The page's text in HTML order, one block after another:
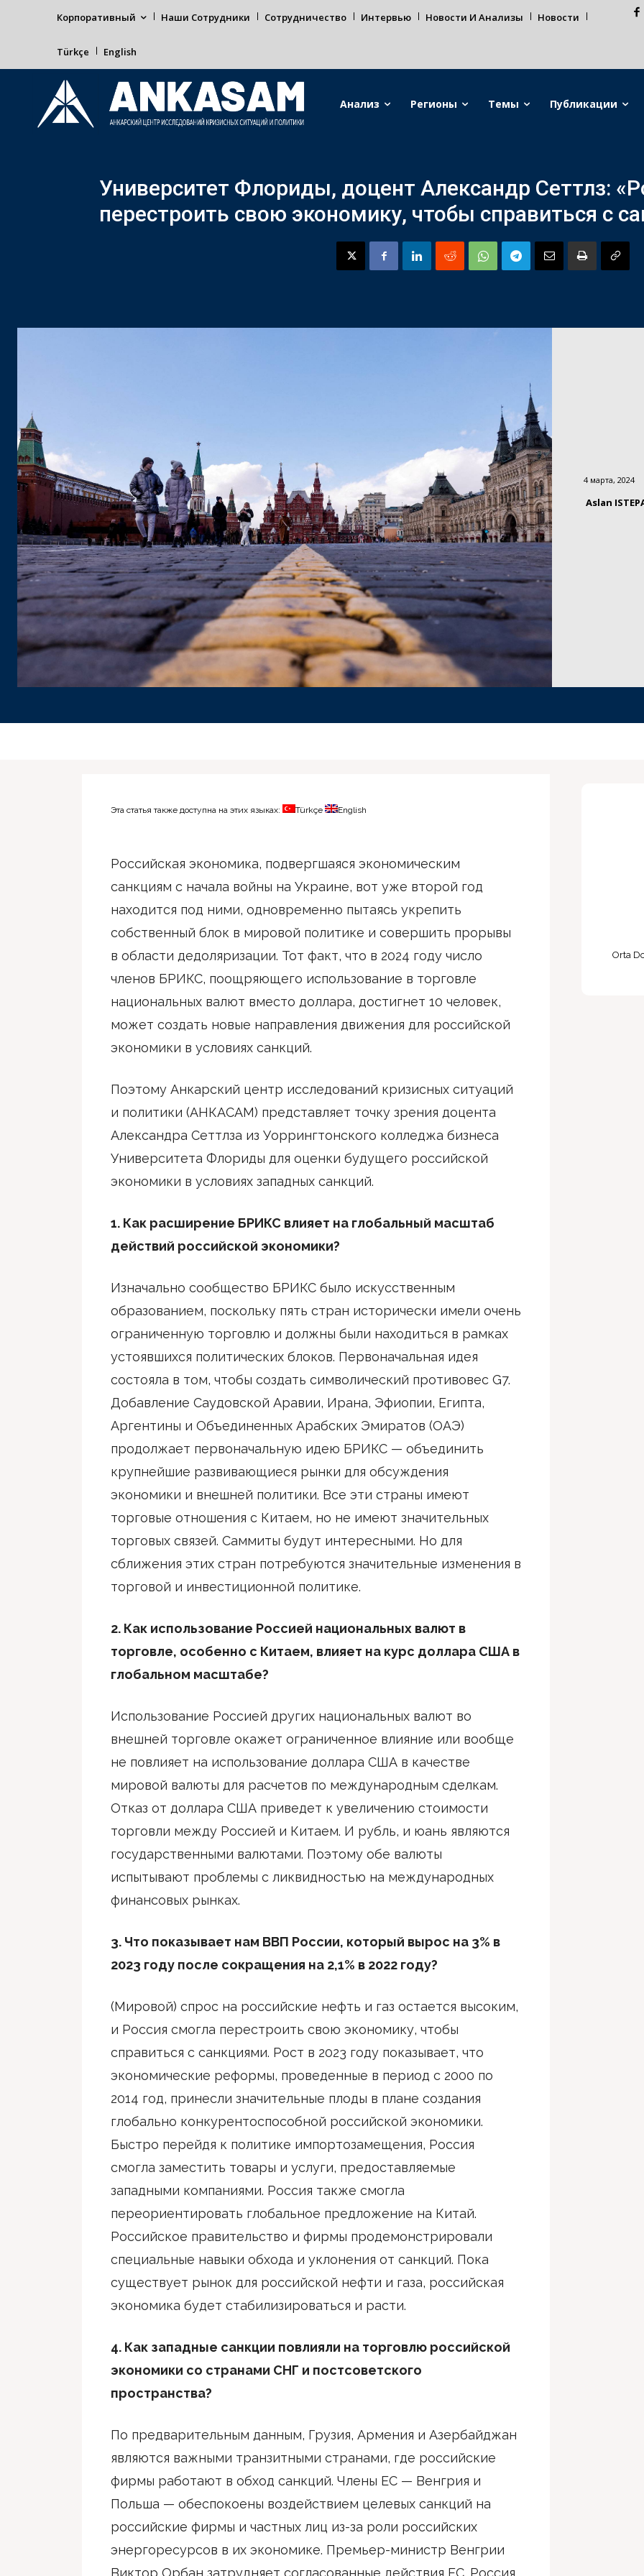
Корпоративный Наши Сотрудники Сотрудничество Интервью Новости И Анализы Новости
Türkçe English
Анализ Регионы Темы Публикации
Университет Флориды, доцент Александр Сеттлз:
перестроить свою экономику, чтобы справиться с
4 марта, 2024
Aslan
Эта статья также доступна на этих языках: Türkçe English
Российская экономика, подвергшаяся экономическим
санкциям с начала войны на Украине, вот уже второй год
находится под ними, одновременно пытаясь укрепить
собственный блок в мировой политике и совершить прорывы
в области дедоляризации. Тот факт, что в 2024 году число
членов БРИКС, поощряющего использование в торговле
национальных валют вместо доллара, достигнет 10 человек,
может создать новые направления движения для российской
экономики в условиях санкций.
Поэтому Анкарский центр исследований кризисных ситуаций
и политики (АНКАСАМ) представляет точку зрения доцента
Александра Сеттлза из Уоррингтонского колледжа бизнеса
Университета Флориды для оценки будущего российской
экономики в условиях западных санкций.
1. Как расширение БРИКС влияет на глобальный масштаб
действий российской экономики?
Изначально сообщество БРИКС было искусственным
образованием, поскольку пять стран исторически имели очень
ограниченную торговлю и должны были находиться в рамках
устоявшихся политических блоков. Первоначальная идея
состояла в том, чтобы создать символический противовес G7.
Добавление Саудовской Аравии, Ирана, Эфиопии, Египта,
Аргентины и Объединенных Арабских Эмиратов (ОАЭ)
продолжает первоначальную идею БРИКС — объединить
крупнейшие развивающиеся рынки для обсуждения
экономики и внешней политики. Все эти страны имеют
торговые отношения с Китаем, но не имеют значительных
торговых связей. Саммиты будут интересными. Но для
сближения этих стран потребуются значительные изменения в
торговой и инвестиционной политике.
2. Как использование Россией национальных валют в
торговле, особенно с Китаем, влияет на курс доллара США в
глобальном масштабе?
Использование Россией других национальных валют во
внешней торговле окажет ограниченное влияние или вообще
не повлияет на использование доллара США в качестве
мировой валюты для расчетов по международным сделкам.
Отказ от доллара США приведет к увеличению стоимости
торговли между Россией и Китаем. И рубль, и юань являются
государственными валютами. Поэтому обе валюты
испытывают проблемы с ликвидностью на международных
финансовых рынках.
3. Что показывает нам ВВП России, который вырос на 3% в
2023 году после сокращения на 2,1% в 2022 году?
(Мировой) спрос на российские нефть и газ остается высоким,
и Россия смогла перестроить свою экономику, чтобы
справиться с санкциями. Рост в 2023 году показывает, что
экономические реформы, проведенные в период с 2000 по
2014 год, принесли значительные плоды в плане создания
глобально конкурентоспособной российской экономики.
Быстро перейдя к политике импортозамещения, Россия
смогла заместить товары и услуги, предоставляемые
западными компаниями. Россия также смогла
переориентировать глобальное предложение на Китай.
Российское правительство и фирмы продемонстрировали
специальные навыки обхода и уклонения от санкций. Пока
существует рынок для российской нефти и газа, российская
экономика будет стабилизироваться и расти.
4. Как западные санкции повлияли на торговлю российской
экономики со странами СНГ и постсоветского
пространства?
По предварительным данным, Грузия, Армения и Азербайджан
являются важными транзитными странами, где российские
фирмы работают в обход санкций. Члены ЕС — Венгрия и
Польша — обеспокоены воздействием целевых санкций на
российские фирмы и частных лиц из-за роли российских
энергоресурсов в их экономике. Премьер-министр Венгрии
Виктор Орбан затрудняет согласованные действия ЕС. Россия
Orta